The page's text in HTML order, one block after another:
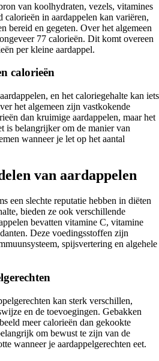
van koolhydraten, vezels, vitamines
calorieën in aardappelen kan variëren,
bereid en gegeten. Over het algemeen
77 calorieën. Dit komt overeen
per kleine aardappel.
calorieën
en het caloriegehalte kan iets
het algemeen zijn vastkokende
dan kruimige aardappelen, maar het
is belangrijker om de manier van
wanneer je let op het aantal
van aardappelen
een slechte reputatie hebben in diëten
bieden ze ook verschillende
bevatten vitamine C, vitamine
Deze voedingsstoffen zijn
spijsvertering en algehele
kan sterk verschillen,
en de toevoegingen. Gebakken
meer calorieën dan gekookte
om bewust te zijn van de
wanneer je aardappelgerechten eet.